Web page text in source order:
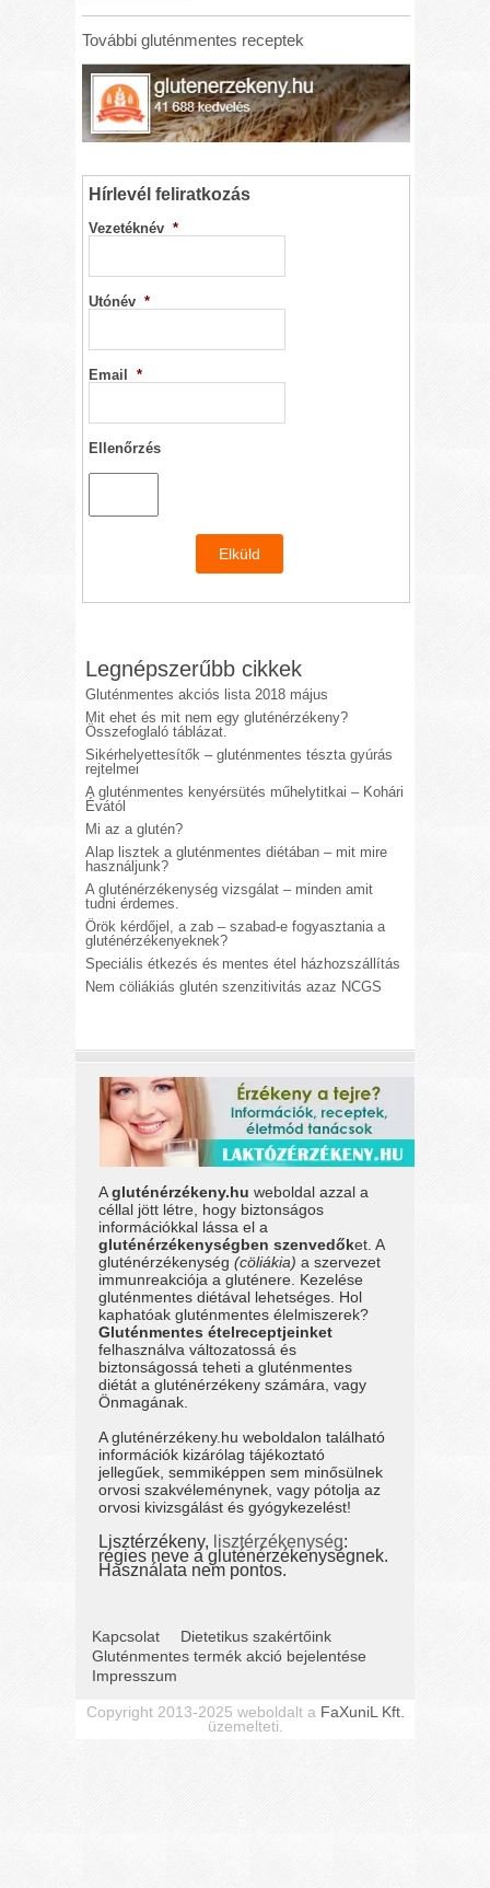
További gluténmentes receptek
Hírlevél feliratkozás
Vezetéknév *
Utónév *
Email *
Ellenőrzés
Legnépszerűbb cikkek
Gluténmentes akciós lista 2018 május
Mit ehet és mit nem egy gluténérzékeny?
Összefoglaló táblázat.
Sikérhelyettesítők – gluténmentes tészta gyúrás
rejtelmei
A gluténmentes kenyérsütés műhelytitkai – Kohári
Évától
Mi az a glutén?
Alap lisztek a gluténmentes diétában – mit mire
használjunk?
A gluténérzékenység vizsgálat – minden amit
tudni érdemes.
Örök kérdőjel, a zab – szabad-e fogyasztania a
gluténérzékenyeknek?
Speciális étkezés és mentes étel házhozszállítás
Nem cöliákiás glutén szenzitivitás azaz NCGS
Agluténérzékeny.hu weboldal azzal a
céllal jött létre, hogy biztonságos
információkkal lássa el a
gluténérzékenységben szenvedőket. A
gluténérzékenység(cöliákia) a szervezet
immunreakciója a gluténere. Kezelése
gluténmentes diétával lehetséges. Hol
kaphatóak gluténmentes élelmiszerek?
Gluténmentes ételreceptjeinket
felhasználva változatossá és
biztonságossá teheti a gluténmentes
diétát a gluténérzékeny számára, vagy
Önmagának.
A gluténérzékeny.hu weboldalon található
információk kizárólag tájékoztató
jellegűek, semmiképpen sem minősülnek
orvosi szakvéleménynek, vagy pótolja az
orvosi kivizsgálást és gyógykezelést!
Lisztérzékeny, lisztérzékenység:
régies neve a gluténérzékenységnek.
Használata nem pontos.
Kapcsolat
Dietetikus szakértőink
Gluténmentes termék akció bejelentése
Impresszum
Copyright 2013-2025 weboldalt a FaXuniL Kft.
üzemelteti.